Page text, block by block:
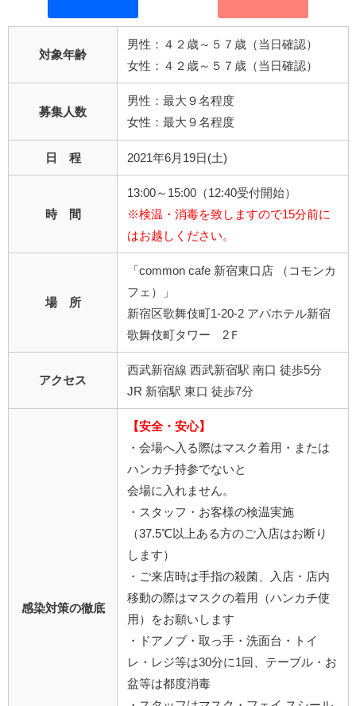
対象年齢
男性：４２歳～５７歳（当日確認）
女性：４２歳～５７歳（当日確認）
募集人数
男性：最大９名程度
女性：最大９名程度
日 程 2021年6月19日(土)
時 間
13:00～15:00（12:40受付開始）
※検温・消毒を致しますので15分前に
はお越しください。
場 所
「common cafe 新宿東口店 （コモンカ
フェ）」
新宿区歌舞伎町1-20-2 アパホテル新宿
歌舞伎町タワー 2Ｆ
アクセス
西武新宿線 西武新宿駅 南口 徒歩5分
JR 新宿駅 東口 徒歩7分
感染対策の徹底
【安全・安心】
・会場へ入る際はマスク着用・または
ハンカチ持参でないと
会場に入れません。
・スタッフ・お客様の検温実施
（37.5℃以上ある方のご入店はお断り
します）
・ご来店時は手指の殺菌、入店・店内
移動の際はマスクの着用（ハンカチ使
用）をお願いします
・ドアノブ・取っ手・洗面台・トイ
レ・レジ等は30分に1回、テーブル・お
盆等は都度消毒